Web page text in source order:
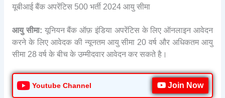
यूबीआई बैंक अपरेंटिस 500 भर्ती 2024 आयु सीमा
आयु सीमा: यूनियन बैंक ऑफ़ इंडिया अपरेंटिस के लिए ऑनलाइन आवेदन
करने के लिए आवेदक की न्यूनतम आयु सीमा 20 वर्ष और अधिकतम आयु
सीमा 28 वर्ष के बीच के उम्मीदवार आवेदन कर सकते है।
Youtube Channel Join Now